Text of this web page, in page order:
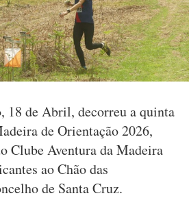
18 de Abril, decorreu a quinta
de Orientação 2026,
Clube Aventura da Madeira
ao Chão das
de Santa Cruz.